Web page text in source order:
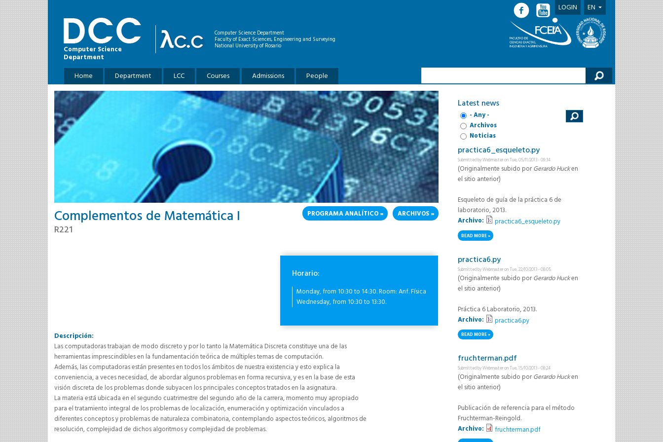
Skip to main content
Computer Science
Department
Computer Science Department
Faculty of Exact Sciences, Engineering and Surveying
National University of Rosario
Main menu
Home Department LCC Courses Admissions People
LOGIN EN
Complementos de Matemática I
R221
ARCHIVOS
PROGRAMA ANALÍTICO
Horario:
Monday, from 10:30 to 14:30. Room: Anf. Física
Wednesday, from 10:30 to 13:30.
Descripción:
Las computadoras trabajan de modo discreto y por lo tanto la Matemática Discreta constituye una de las
herramientas imprescindibles en la fundamentación teórica de múltiples temas de computación.
Además, las computadoras están presentes en todos los ámbitos de nuestra existencia y esto explica la
conveniencia, a veces necesidad, de abordar algunos problemas en forma recursiva, y es en la base de esta
visión discreta de los problemas donde subyacen los principales conceptos tratados en la asignatura.
La materia está ubicada en el segundo cuatrimestre del segundo año de la carrera, momento muy apropiado
para el tratamiento integral de los problemas de localización, enumeración y optimización vinculados a
diferentes conceptos y problemas de naturaleza combinatoria, contemplando aspectos teóricos, algoritmos de
resolución, complejidad de dichos algoritmos y complejidad de problemas.
Latest news
- Any -
Archivos
Noticias
practica6_esqueleto.py
Submitted byWebmasteron Tue, 05/11/2013 - 09:34
(Originalmente subido porGerardo Hucken
el sitio anterior)
Esqueleto de guía de la práctica 6 de
laboratorio, 2013.
Archivo:
practica6_esqueleto.py
READ MOREABOUT PRACTICA6_ESQUELETO.PY
practica6.py
Submitted byWebmasteron Tue, 22/10/2013 - 08:05
(Originalmente subido porGerardo Hucken
el sitio anterior)
Práctica 6 Laboratorio, 2013.
Archivo:
practica6.py
READ MOREABOUT PRACTICA6.PY
fruchterman.pdf
Submitted byWebmasteron Tue, 15/10/2013 - 08:24
(Originalmente subido porGerardo Hucken
el sitio anterior)
Publicación de referencia para el método
Fruchterman-Reingold.
Archivo:
fruchterman.pdf